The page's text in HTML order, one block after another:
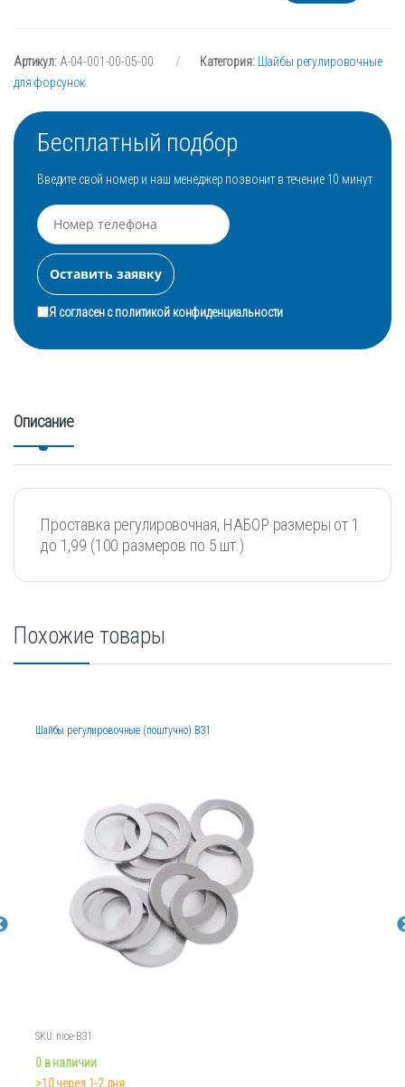
Артикул: А-04-001-00-05-00 Категория:
Шайбы регулировочные
для форсунок
Бесплатный подбор
Введите свой номер и наш менеджер позвонит в течение 10 минут
Я согласен сполитикой конфиденциальности
Описание
Проставка регулировочная, НАБОР размеры от 1
до 1,99 (100 размеров по 5 шт.)
Похожие товары
Шайбы регулировочные (поштучно) B31
SKU: nice-B31
0 в наличии
>10 через 1-2 дня